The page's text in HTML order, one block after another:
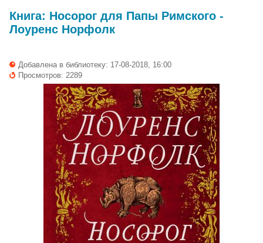
Книга: Носорог для Папы Римского -
Лоуренс Норфолк
Добавлена в библиотеку: 17-08-2018, 16:00
Просмотров: 2289